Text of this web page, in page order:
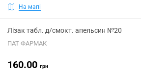
На мапі
Лізак табл. д/смокт. апельсин №20
ПАТ ФАРМАК
160.00 грн